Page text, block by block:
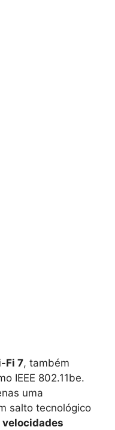
Fi 7, também
IEEE 802.11be.
uma
salto tecnológico